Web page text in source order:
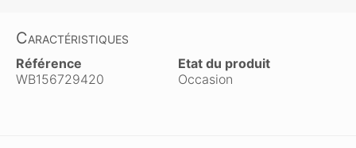
Caractéristiques
Référence
WB156729420
Etat du produit
Occasion